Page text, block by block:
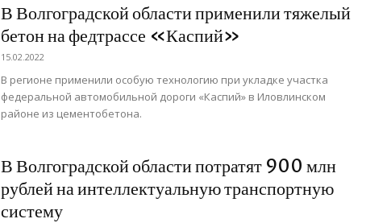
В Волгоградской области применили тяжелый
бетон на федтрассе «Каспий»
15.02.2022
В регионе применили особую технологию при укладке участка
федеральной автомобильной дороги «Каспий» в Иловлинском
районе из цементобетона.
В Волгоградской области потратят 900 млн
рублей на интеллектуальную транспортную
систему